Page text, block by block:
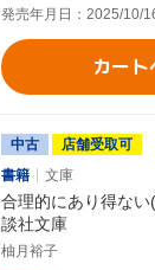
発売年月日：2025/10/
カート
中古
店舗受取可
書籍
文庫
合理的にあり得な
談社文庫
柚月裕子